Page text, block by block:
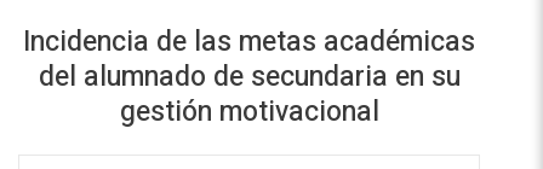
Incidencia de las metas académicas
del alumnado de secundaria en su
gestión motivacional